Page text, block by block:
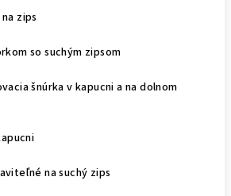
zips
so suchým zipsom
šnúrka v kapucni a na dolnom
na suchý zips